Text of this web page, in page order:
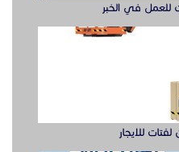
للعمل في الخبر
للايجار